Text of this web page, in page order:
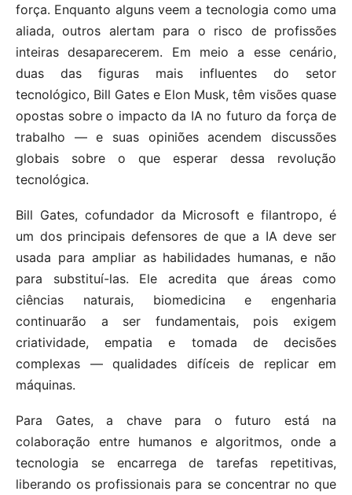
força. Enquanto alguns veem a tecnologia como uma
aliada, outros alertam para o risco de profissões
inteiras desaparecerem. Em meio a esse cenário,
duas das figuras mais influentes do setor
tecnológico, Bill Gates e Elon Musk, têm visões quase
opostas sobre o impacto da IA no futuro da força de
trabalho — e suas opiniões acendem discussões
globais sobre o que esperar dessa revolução
tecnológica.
Bill Gates, cofundador da Microsoft e filantropo, é
um dos principais defensores de que a IA deve ser
usada para ampliar as habilidades humanas, e não
para substituí-las. Ele acredita que áreas como
ciências naturais, biomedicina e engenharia
continuarão a ser fundamentais, pois exigem
criatividade, empatia e tomada de decisões
complexas — qualidades difíceis de replicar em
máquinas.
Para Gates, a chave para o futuro está na
colaboração entre humanos e algoritmos, onde a
tecnologia se encarrega de tarefas repetitivas,
liberando os profissionais para se concentrar no que